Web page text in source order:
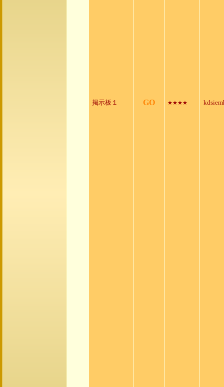
掲示板１ GO ★★★★